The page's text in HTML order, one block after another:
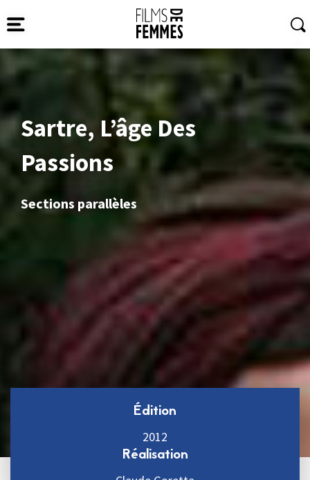
Sartre, L’âge Des
Passions
Sections parallèles
Édition
2012
Réalisation